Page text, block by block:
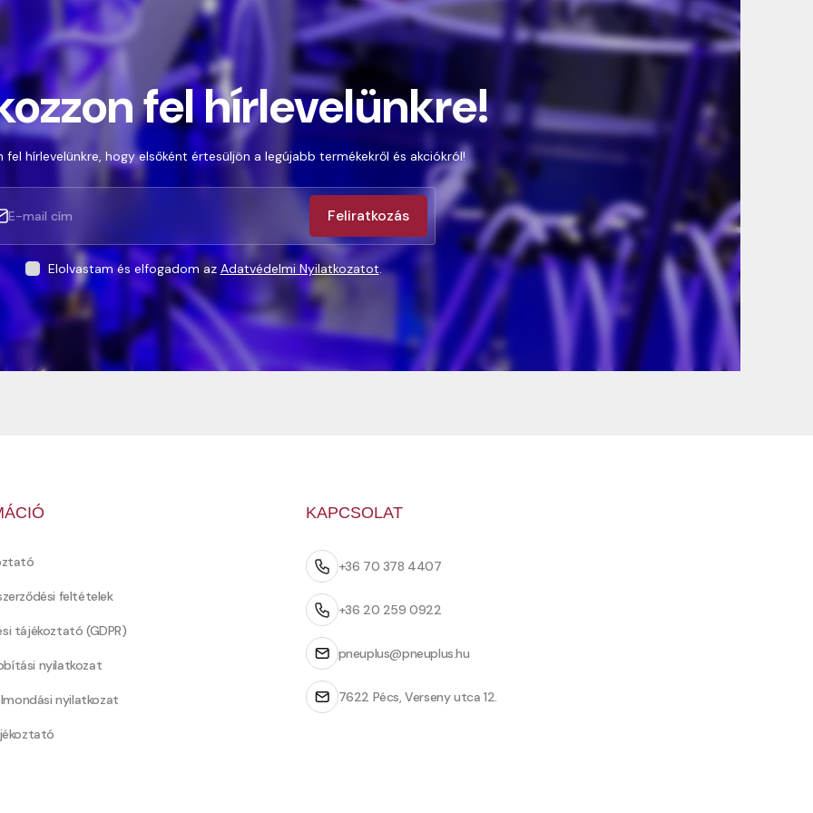
fel hírlevelünkre!
fel hírlevelünkre, hogy elsőként értesüljön a legújabb termékekről és akciókról!
Feliratkozás
Elolvastam és elfogadom azAdatvédelmi Nyilatkozatot.
feltételek
tájékoztató (GDPR)
nyilatkozat
nyilatkozat
KAPCSOLAT
+36 70 378 4407
+36 20 259 0922
pneuplus@pneuplus.hu
7622 Pécs, Verseny utca 12.